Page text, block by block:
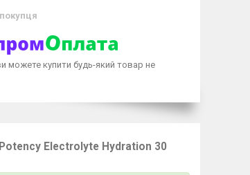
можете купити будь-який товар не
Electrolyte Hydration 30